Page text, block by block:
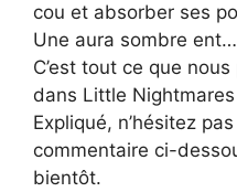
cou et absorber ses
Une aura sombre ent…
C’est tout ce que
dans Little Nightmares
Expliqué, n’hésitez
commentaire ci-
bientôt.